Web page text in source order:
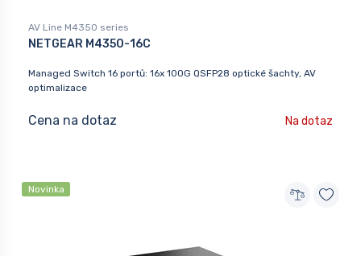
AV Line M4350 series
NETGEAR M4350-16C
Managed Switch 16 portů: 16x 100G QSFP28 optické šachty, AV
optimalizace
Cena na dotaz Na dotaz
Novinka